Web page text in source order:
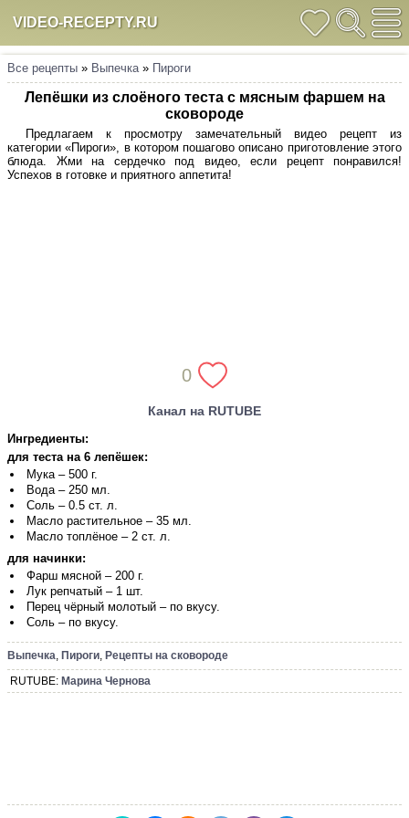
VIDEO-RECEPTY.RU
Все рецепты » Выпечка» Пироги
Лепёшки из слоёного теста с мясным фаршем на
сковороде
Предлагаем к просмотру замечательный видео рецепт из
категории «Пироги», в котором пошагово описано приготовление этого
блюда. Жми на сердечко под видео, если рецепт понравился!
Успехов в готовке и приятного аппетита!
0
Канал на RUTUBE
Ингредиенты:
для теста на 6 лепёшек:
Мука – 500 г.
Вода – 250 мл.
Соль – 0.5 ст. л.
Масло растительное – 35 мл.
Масло топлёное – 2 ст. л.
для начинки:
Фарш мясной – 200 г.
Лук репчатый – 1 шт.
Перец чёрный молотый – по вкусу.
Соль – по вкусу.
Выпечка, Пироги, Рецепты на сковороде
RUTUBE: Марина Чернова